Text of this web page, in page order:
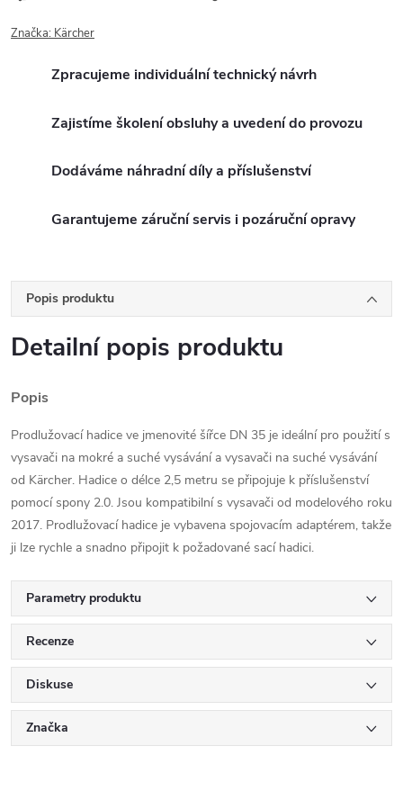
Značka: Kärcher
Zpracujeme individuální technický návrh
Zajistíme školení obsluhy a uvedení do provozu
Dodáváme náhradní díly a příslušenství
Garantujeme záruční servis i pozáruční opravy
Popis produktu
Detailní popis produktu
Popis
Prodlužovací hadice ve jmenovité šířce DN 35 je ideální pro použití s
​​vysavači na mokré a suché vysávání a vysavači na suché vysávání
od Kärcher. Hadice o délce 2,5 metru se připojuje k příslušenství
pomocí spony 2.0. Jsou kompatibilní s vysavači od modelového roku
2017. Prodlužovací hadice je vybavena spojovacím adaptérem, takže
ji lze rychle a snadno připojit k požadované sací hadici.
Parametry produktu
Recenze
Diskuse
Značka